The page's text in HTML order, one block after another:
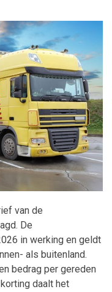
g
i
o
n
van de
De
in werking en geldt
als buitenland.
bedrag per gereden
daalt het